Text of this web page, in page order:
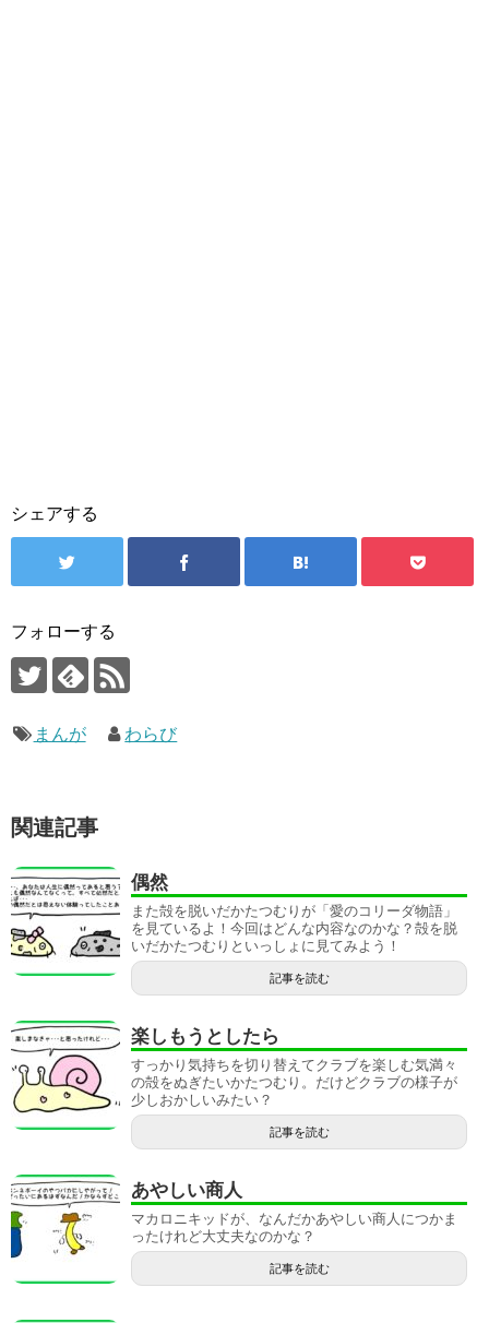
シェアする
フォローする
まんが わらび
関連記事
偶然
また殻を脱いだかたつむりが「愛のコリーダ物語」
を見ているよ！今回はどんな内容なのかな？殻を脱
いだかたつむりといっしょに見てみよう！
記事を読む
楽しもうとしたら
すっかり気持ちを切り替えてクラブを楽しむ気満々
の殻をぬぎたいかたつむり。だけどクラブの様子が
少しおかしいみたい？
記事を読む
あやしい商人
マカロニキッドが、なんだかあやしい商人につかま
ったけれど大丈夫なのかな？
記事を読む